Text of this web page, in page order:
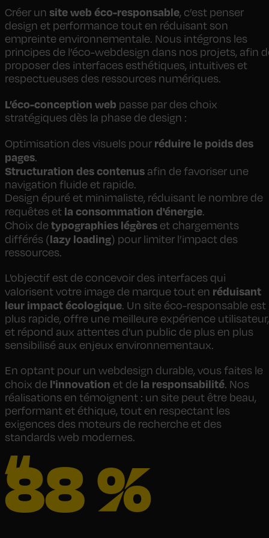
Créer un site web éco-responsable, c’est penser
design et performance tout en réduisant son
empreinte environnementale. Nous intégrons les
principes de l’éco-webdesign dans nos projets, afin
proposer des interfaces esthétiques, intuitives et
respectueuses des ressources numériques.
L’éco-conception web passe par des choix
stratégiques dès la phase de design :
Optimisation des visuels pour réduire le poids des
pages.
Structuration des contenus afin de favoriser une
navigation fluide et rapide.
Design épuré et minimaliste, réduisant le nombre de
requêtes et la consommation d'énergie.
Choix detypographies légères et chargements
différés (lazy loading) pour limiter l’impact des
ressources.
L'objectif est de concevoir des interfaces qui
valorisent votre image de marque tout en réduisant
leur impact écologique. Un site éco-responsable est
plus rapide, offre une meilleure expérience utilisateur,
et répond aux attentes d'un public de plus en plus
sensibilisé aux enjeux environnementaux.
En optant pour un webdesign durable, vous faites le
choix de l'innovation et de la responsabilité. Nos
réalisations en témoignent : un site peut être beau,
performant et éthique, tout en respectant les
exigences des moteurs de recherche et des
standards web modernes.
88 %